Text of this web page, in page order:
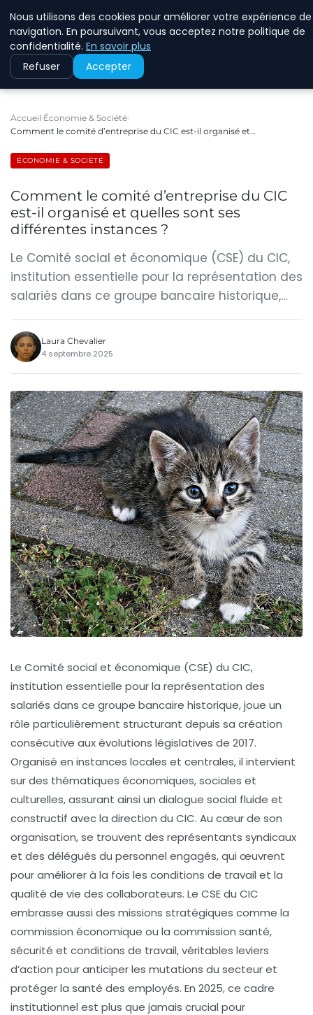
Accueil Économie & Société
Comment le comité d’entreprise du CIC est-il organisé et…
ÉCONOMIE & SOCIÉTÉ
Comment le comité d’entreprise du CIC
est-il organisé et quelles sont ses
différentes instances ?
Le Comité social et économique (CSE) du CIC,
institution essentielle pour la représentation des
salariés dans ce groupe bancaire historique,…
Laura Chevalier
4 septembre 2025
Le Comité social et économique (CSE) du CIC,
institution essentielle pour la représentation des
salariés dans ce groupe bancaire historique, joue un
rôle particulièrement structurant depuis sa création
consécutive aux évolutions législatives de 2017.
Organisé en instances locales et centrales, il intervient
sur des thématiques économiques, sociales et
culturelles, assurant ainsi un dialogue social fluide et
constructif avec la direction du CIC. Au cœur de son
organisation, se trouvent des représentants syndicaux
et des délégués du personnel engagés, qui œuvrent
pour améliorer à la fois les conditions de travail et la
qualité de vie des collaborateurs. Le CSE du CIC
embrasse aussi des missions stratégiques comme la
commission économique ou la commission santé,
sécurité et conditions de travail, véritables leviers
d’action pour anticiper les mutations du secteur et
protéger la santé des employés. En 2025, ce cadre
institutionnel est plus que jamais crucial pour
Nous utilisons des cookies pour améliorer votre expérience de
navigation. En poursuivant, vous acceptez notre politique de
confidentialité. En savoir plus
Refuser
Accepter